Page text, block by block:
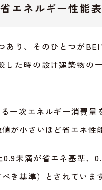
エネルギー性能
あり、そのひとつが
した時の設計建築物の
一次エネルギー消費
が小さいほど省エネ性
未満が省エネ基準、
き基準）とされています